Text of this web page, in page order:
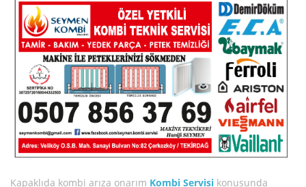
Kapaklıda kombi arıza onarım Kombi Servisi konusunda